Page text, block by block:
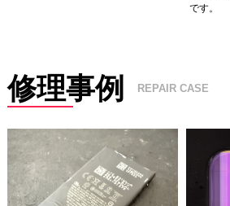
です。
修理事例 REPAIR CASE